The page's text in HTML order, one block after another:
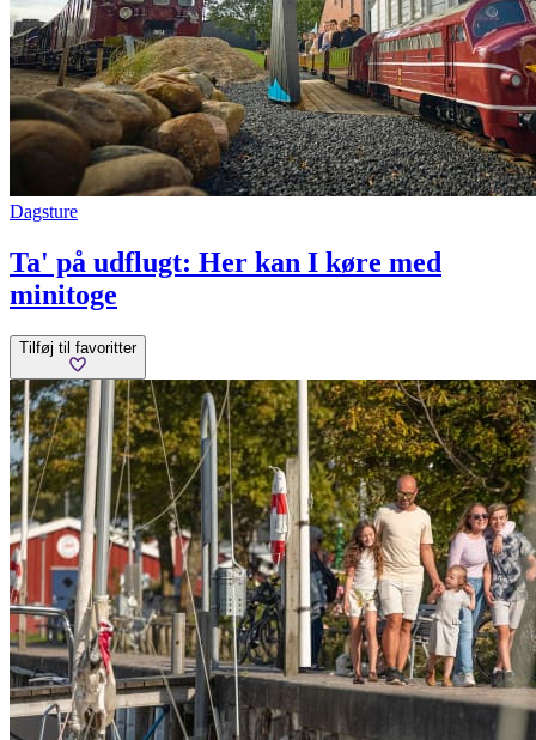
Dagsture
Ta' på udflugt: Her kan I køre med
minitoge
Tilføj til favoritter